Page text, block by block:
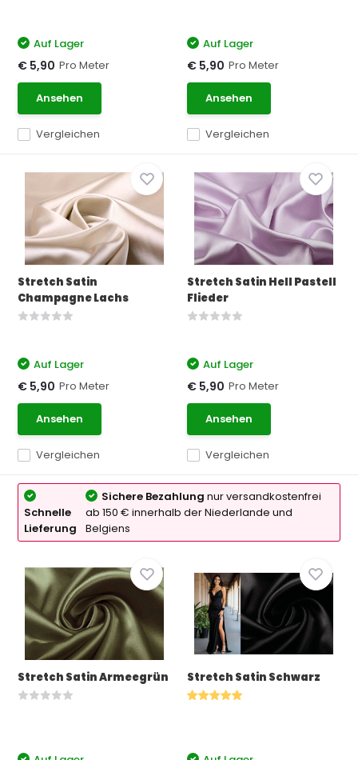
Vergleichen
Auf Lager
€ 5,90 Pro Meter
Ansehen
Vergleichen
Auf Lager
€ 5,90 Pro Meter
Ansehen
Stretch Satin
Champagne Lachs
Vergleichen
Auf Lager
€ 5,90 Pro Meter
Ansehen
Stretch Satin Hell Pastell
Flieder
Vergleichen
Auf Lager
€ 5,90 Pro Meter
Ansehen
Schnelle
Lieferung
Sichere Bezahlung nur versandkostenfrei
ab 150 € innerhalb der Niederlande und
Belgiens
Stretch Satin Armeegrün Stretch Satin Schwarz